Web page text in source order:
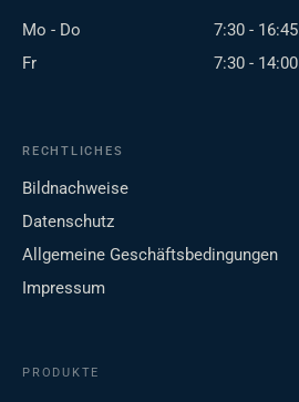
Mo - Do
7:30 - 16:45
Fr
7:30 - 14:00
RECHTLICHES
Bildnachweise
Datenschutz
Allgemeine Geschäftsbedingungen
Impressum
PRODUKTE